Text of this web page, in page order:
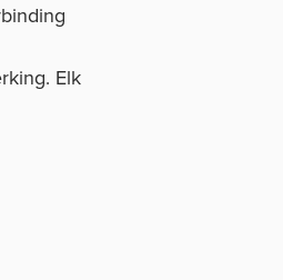
Elk